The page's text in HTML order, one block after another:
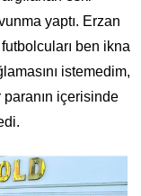
yaptı. Erzan
ben ikna
istemedim,
içerisinde